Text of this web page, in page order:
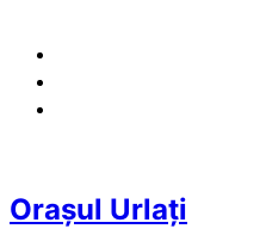
Orașul Urlați